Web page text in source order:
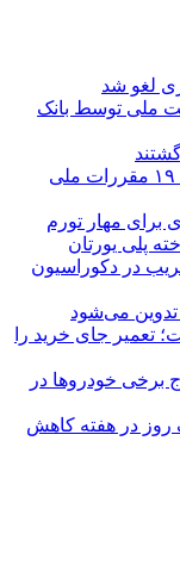
لغو شد
واحد نهضت ملی توسط بانک
تمدید اجرای همزمان دو ویرایش مبحث ۱۹ مقررات ملی
برای مهار تورم
پلی یورتان
در دکوراسیون
می‌شود
تعمیر جای خرید را
برخی خودروها در
در هفته کاهش